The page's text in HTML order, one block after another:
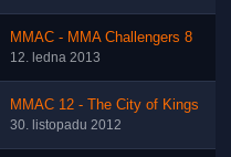
MMAC - MMA Challengers 8
12. ledna 2013
MMAC 12 - The City of Kings
30. listopadu 2012